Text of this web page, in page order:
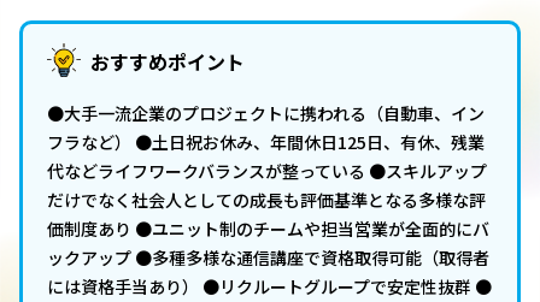
おすすめポイント
●大手一流企業のプロジェクトに携われる（自動車、イン
フラなど） ●土日祝お休み、年間休日125日、有休、残業
代などライフワークバランスが整っている ●スキルアップ
だけでなく社会人としての成長も評価基準となる多様な評
価制度あり ●ユニット制のチームや担当営業が全面的にバ
ックアップ ●多種多様な通信講座で資格取得可能（取得者
には資格手当あり） ●リクルートグループで安定性抜群 ●